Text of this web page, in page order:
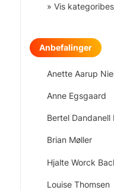
» Vis
Anbefalinger
Anette Aarup
Anne Egsgaard
Bertel Dandanell
Brian Møller
Hjalte Worck
Louise Thomsen